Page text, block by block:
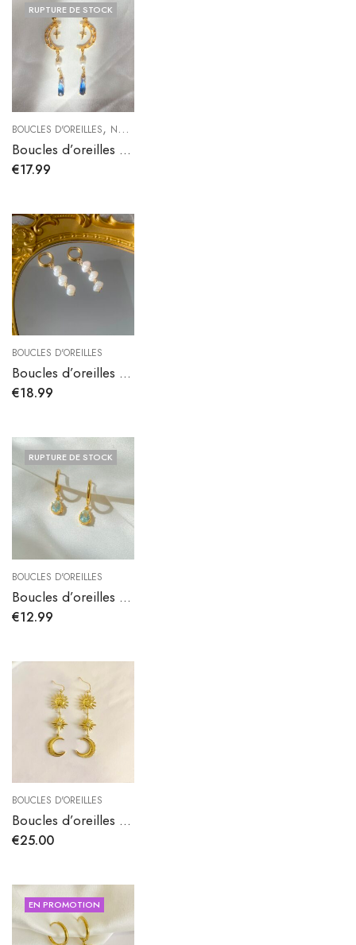
RUPTURE DE STOCK
BOUCLES D'OREILLES, NOUVELLE COLLECTION
Boucles d’oreilles My Moon bleu
€17.99
BOUCLES D'OREILLES
Boucles d’oreilles Emily en acier inoxydable
€18.99
RUPTURE DE STOCK
BOUCLES D'OREILLES
Boucles d’oreilles Erena bleu
€12.99
BOUCLES D'OREILLES
Boucles d’oreilles Zephira en acier inoxydable
€25.00
EN PROMOTION